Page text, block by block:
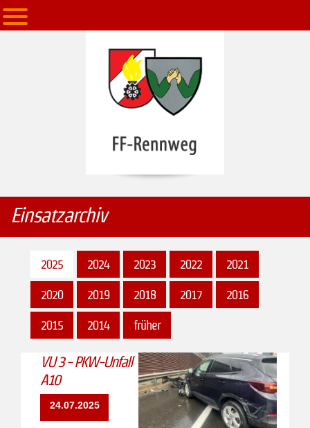
Einsatzarchiv
2025 2024 2023 2022 2021
2020 2019 2018 2017 2016
2015 2014 früher
VU 3 - PKW-Unfall
A10
24.07.2025